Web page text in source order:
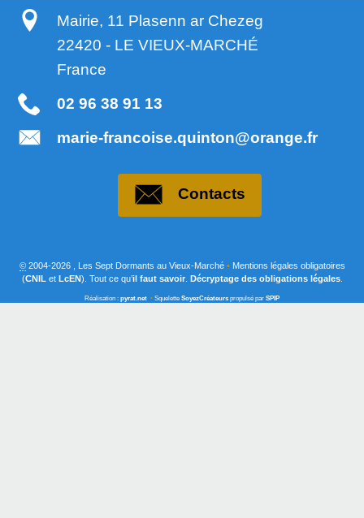
Mairie, 11 Plasenn ar Chezeg
22420 - LE VIEUX-MARCHÉ
France
02 96 38 91 13
marie-francoise.quinton@orange.fr
Contacts
©2004-2026 , Les Sept Dormants au Vieux-Marché •Mentions légales obligatoires
(CNIL et LcEN). Tout ce qu’il faut savoir. Décryptage des obligations légales.
Réalisation : pyrat.net • Squelette SoyezCréateurs propulsé par SPIP